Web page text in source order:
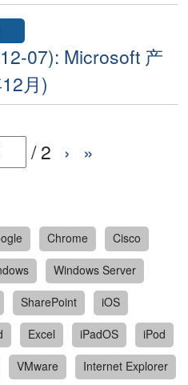
07): Microsoft 产
月)
/2 › »
Chrome
Cisco
Windows Server
SharePoint
iOS
Excel iPadOS
iPod
VMware
Internet Explorer